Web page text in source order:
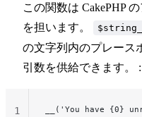
この関数は CakePHP
を担います。
の文字列内のプレース
引数を供給できます。 :
__('You have {0}
1